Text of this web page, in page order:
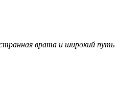
врата и широкий путь